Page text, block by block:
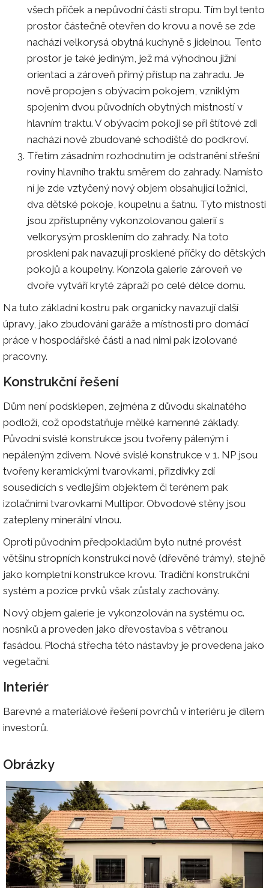
všech příček a nepůvodní části stropu. Tím byl tento
prostor částečně otevřen do krovu a nově se zde
nachází velkorysá obytná kuchyně s jídelnou. Tento
prostor je také jediným, jež má výhodnou jižní
orientaci a zároveň přímý přístup na zahradu. Je
nově propojen s obývacím pokojem, vzniklým
spojením dvou původních obytných místností v
hlavním traktu. V obývacím pokoji se při štítové zdi
nachází nově zbudované schodiště do podkroví.
Třetím zásadním rozhodnutím je odstranění střešní
roviny hlavního traktu směrem do zahrady. Namísto
ní je zde vztyčený nový objem obsahující ložnici,
dva dětské pokoje, koupelnu a šatnu. Tyto místnosti
jsou zpřístupněny vykonzolovanou galerií s
velkorysým prosklením do zahrady. Na toto
prosklení pak navazují prosklené příčky do dětských
pokojů a koupelny. Konzola galerie zároveň ve
dvoře vytváří kryté zápraží po celé délce domu.
Na tuto základní kostru pak organicky navazují další
úpravy, jako zbudování garáže a místnosti pro domácí
práce v hospodářské části a nad nimi pak izolované
pracovny.
Konstrukční řešení
Dům není podsklepen, zejména z důvodu skalnatého
podloží, což opodstatňuje mělké kamenné základy.
Původní svislé konstrukce jsou tvořeny páleným i
nepáleným zdivem. Nové svislé konstrukce v 1. NP jsou
tvořeny keramickými tvarovkami, přizdívky zdí
sousedících s vedlejším objektem či terénem pak
izolačními tvarovkami Multipor. Obvodové stěny jsou
zatepleny minerální vlnou.
Oproti původním předpokladům bylo nutné provést
většinu stropních konstrukcí nově (dřevěné trámy), stejně
jako kompletní konstrukce krovu. Tradiční konstrukční
systém a pozice prvků však zůstaly zachovány.
Nový objem galerie je vykonzolován na systému oc.
nosníků a proveden jako dřevostavba s větranou
fasádou. Plochá střecha této nástavby je provedena jako
vegetační.
Interiér
Barevné a materiálové řešení povrchů v interiéru je dílem
investorů.
Obrázky